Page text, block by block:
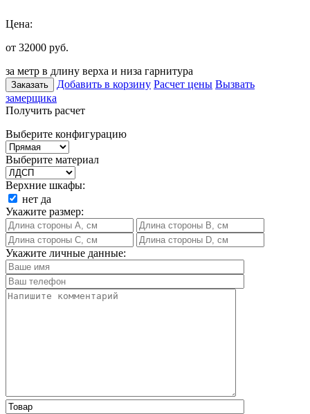
Цена:
от 32000 руб.
за метр в длину верха и низа гарнитура
Заказать Добавить в корзину Расчет цены Вызвать
замерщика
Получить расчет
Выберите конфигурацию
Выберите материал
Верхние шкафы:
нет да
Укажите размер:
Укажите личные данные: